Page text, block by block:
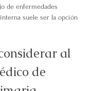
de enfermedades
suele ser la opción
al
de